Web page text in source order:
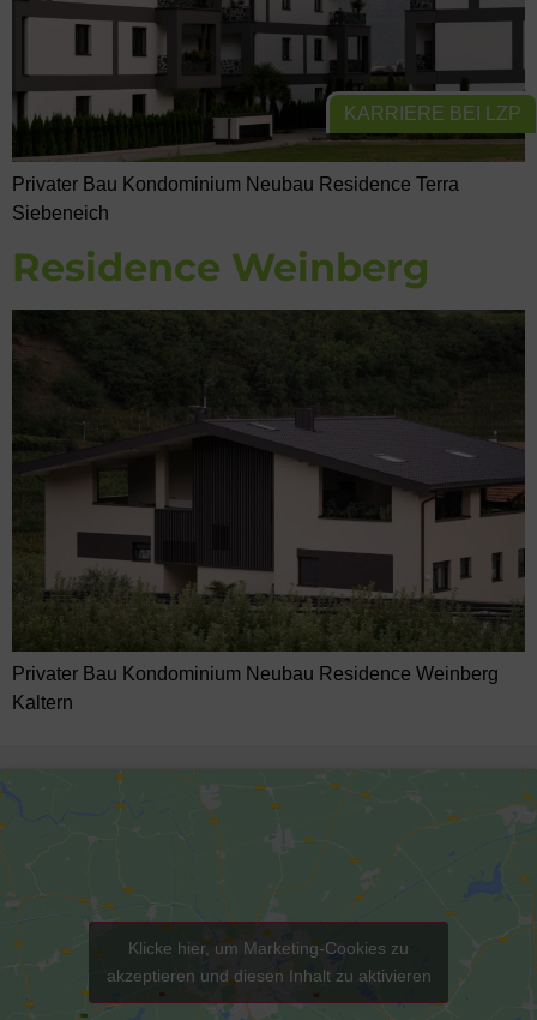
KARRIERE BEI LZP
Privater Bau Kondominium Neubau Residence Terra
Siebeneich
Residence Weinberg
Privater Bau Kondominium Neubau Residence Weinberg
Kaltern
Klicke hier, um Marketing-Cookies zu
akzeptieren und diesen Inhalt zu aktivieren